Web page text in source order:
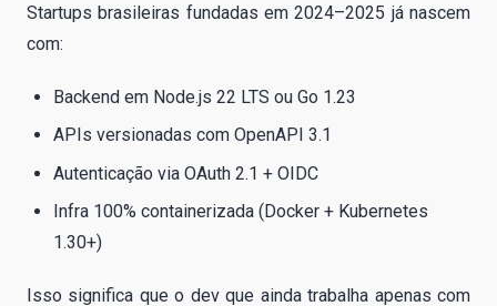
Startups brasileiras fundadas em 2024–2025 já nascem
com:
Backend em Node.js 22 LTS ou Go 1.23
APIs versionadas com OpenAPI 3.1
Autenticação via OAuth 2.1 + OIDC
Infra 100% containerizada (Docker + Kubernetes
1.30+)
Isso significa que o dev que ainda trabalha apenas com